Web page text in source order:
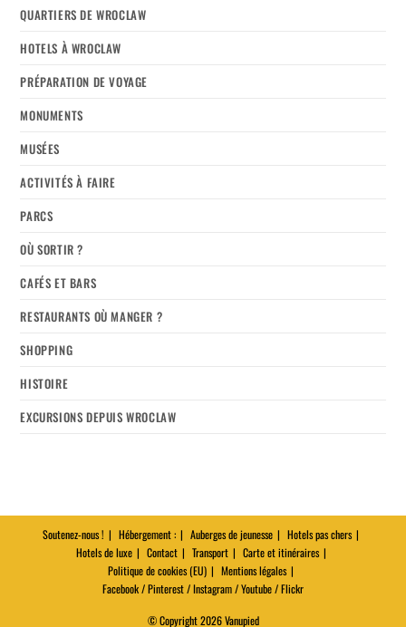
QUARTIERS DE WROCLAW
HOTELS À WROCLAW
PRÉPARATION DE VOYAGE
MONUMENTS
MUSÉES
ACTIVITÉS À FAIRE
PARCS
OÙ SORTIR ?
CAFÉS ET BARS
RESTAURANTS OÙ MANGER ?
SHOPPING
HISTOIRE
EXCURSIONS DEPUIS WROCLAW
Soutenez-nous ! Hébergement : Auberges de jeunesse
Hotels pas chers
Hotels de luxe
Contact Transport
Carte et itinéraires
Politique de cookies (EU)
Mentions légales
Facebook / Pinterest / Instagram / Youtube / Flickr
© Copyright 2026 Vanupied